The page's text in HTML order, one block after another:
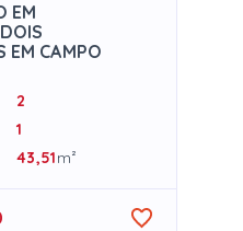
EM
EM CAMPO
2
1
43,51m²